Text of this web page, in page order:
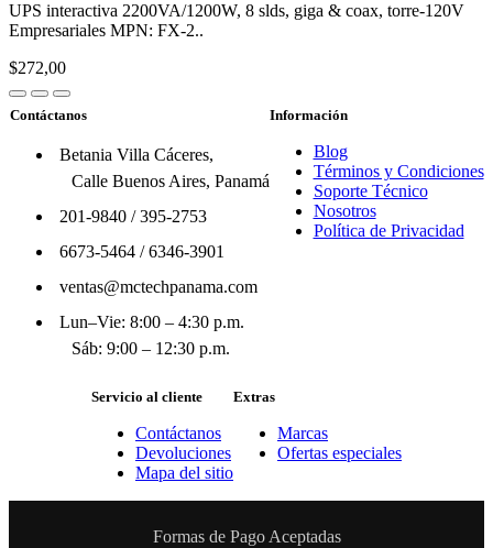
UPS interactiva 2200VA/1200W, 8 slds, giga & coax, torre-120V
Empresariales MPN: FX-2..
$272,00
Contáctanos
Betania Villa Cáceres,
Calle Buenos Aires, Panamá
201-9840/395-2753
6673-5464/6346-3901
ventas@mctechpanama.com
Lun–Vie: 8:00 – 4:30 p.m.
Sáb: 9:00 – 12:30 p.m.
Información
Blog
Términos y Condiciones
Soporte Técnico
Nosotros
Política de Privacidad
Servicio al cliente
Contáctanos
Devoluciones
Mapa del sitio
Extras
Marcas
Ofertas especiales
Formas de Pago Aceptadas